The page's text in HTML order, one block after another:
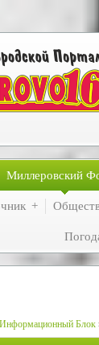
Миллеровский
Информационный Блок